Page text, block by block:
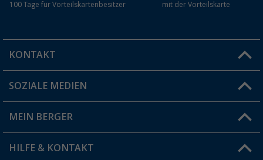
100 Tage für Vorteilskartenbesitzer
mit der Vorteilskarte
KONTAKT
Du hast eine Frage?
Filiale finden
SOZIALE MEDIEN
MEIN BERGER
Vorteilskarte
HILFE & KONTAKT